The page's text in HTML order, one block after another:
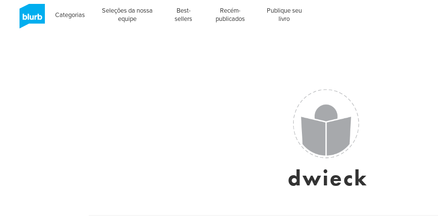
Categorias
Seleções da nossa
equipe
Best-
sellers
Recém-
publicados
Publique seu
livro
dwieck